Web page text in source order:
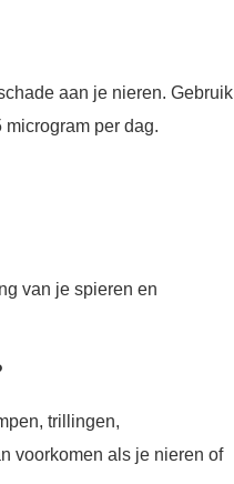
aan je nieren. Gebruik
per dag.
van je spieren en
trillingen,
voorkomen als je nieren of